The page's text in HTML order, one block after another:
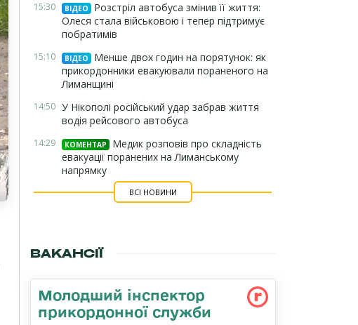
15:30 ВІДЕО
Розстріл автобуса змінив її життя:
Олеся стала військовою і тепер підтримує
побратимів
15:10 ВІДЕО
Менше двох годин на порятунок: як
прикордонники евакуювали пораненого на
Лиманщині
14:50 У Нікополі російський удар забрав життя
водія рейсового автобуса
14:29 КОМЕНТАР
Медик розповів про складність
евакуації поранених на Лиманському
напрямку
ВСІ НОВИНИ
ВАКАНСІЇ
Молодший інспектор
прикордонної служби